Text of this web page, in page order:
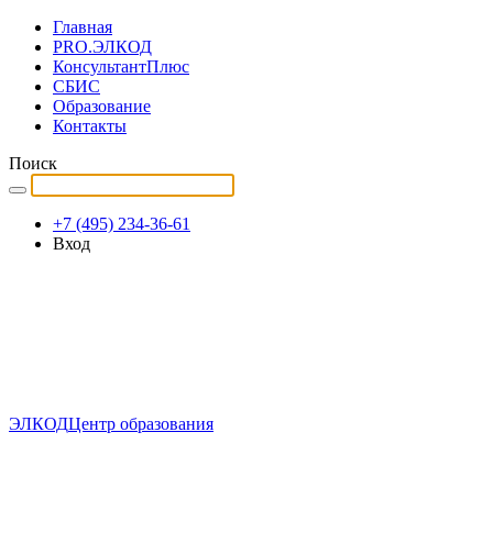
Главная
PRO.ЭЛКОД
КонсультантПлюс
СБИС
Образование
Контакты
Поиск
+7 (495) 234-36-61
Вход
ЭЛКОДЦентр образования